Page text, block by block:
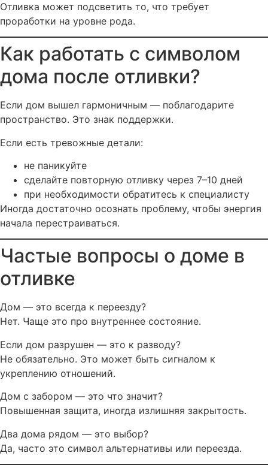
Отливка может подсветить то, что требует
проработки на уровне рода.
Как работать с символом
дома после отливки?
Если дом вышел гармоничным — поблагодарите
пространство. Это знак поддержки.
Если есть тревожные детали:
не паникуйте
сделайте повторную отливку через 7–10 дней
при необходимости обратитесь к специалисту
Иногда достаточно осознать проблему, чтобы энергия
начала перестраиваться.
Частые вопросы о доме в
отливке
Дом — это всегда к переезду?
Нет. Чаще это про внутреннее состояние.
Если дом разрушен — это к разводу?
Не обязательно. Это может быть сигналом к
укреплению отношений.
Дом с забором — это что значит?
Повышенная защита, иногда излишняя закрытость.
Два дома рядом — это выбор?
Да, часто это символ альтернативы или переезда.